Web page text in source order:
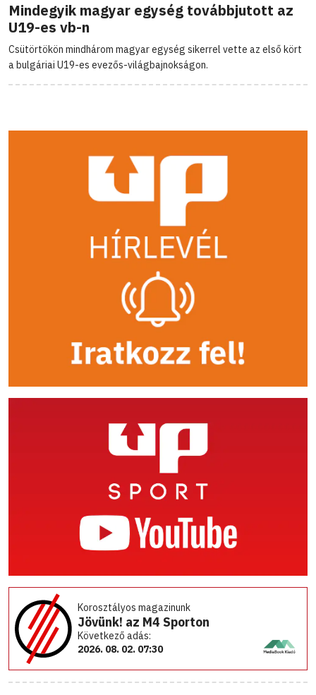
Mindegyik magyar egység továbbjutott az
U19-es vb-n
Csütörtökön mindhárom magyar egység sikerrel vette az első kört
a bulgáriai U19-es evezős-világbajnokságon.
Korosztályos magazinunk
Jövünk! az M4 Sporton
Következő adás:
2026. 08. 02. 07:30